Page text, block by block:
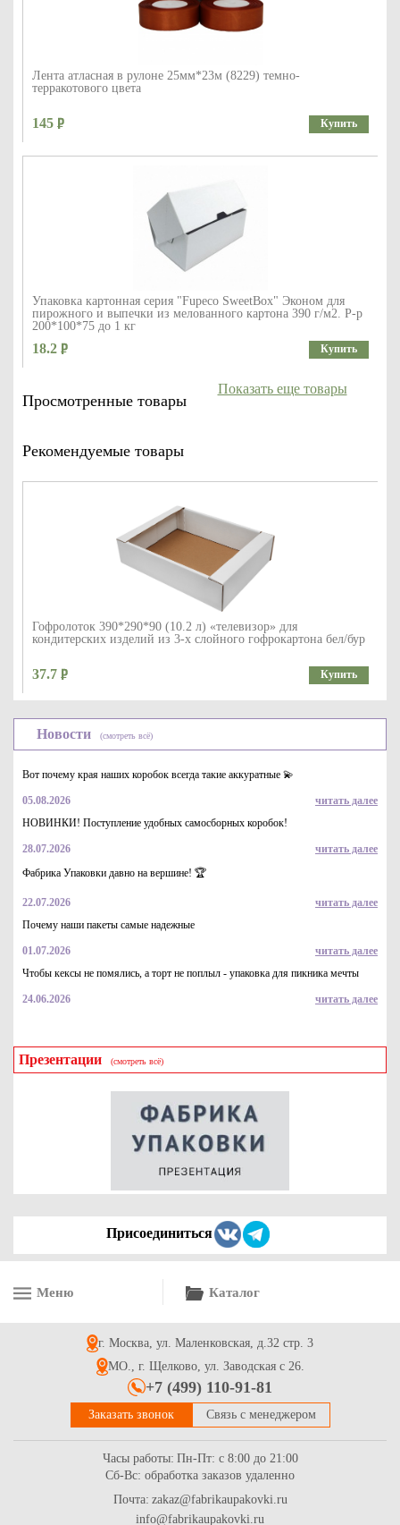
Лента атласная в рулоне 25мм*23м (8229) темно-
терракотового цвета
145 Купить
Упаковка картонная серия "Fupeco SweetBox" Эконом для
пирожного и выпечки из мелованного картона 390 г/м2. Р-р
200*100*75 до 1 кг
18.2 Купить
Просмотренные товары
Рекомендуемые товары
Гофролоток 390*290*90 (10.2 л) «телевизор» для
кондитерских изделий из 3-х слойного гофрокартона бел/бур
37.7 Купить
Подложки картонные с ламинацией квадратные 39*39 см под
торт или пирог. Цвет "золото", толщина 0,8-1мм
19.9 Купить
Картонная упаковка под макаруны, на 6 шт с прозрачным
окном, Серия "Fupeco WinMacCase" Стандарт из бел/бел
мелованного картона. Размер 190*50*50 мм.
Упаковка картонная для капкейка на 1 шт. с прозрачным
Показать еще товары
Новости (смотреть всё)
Вот почему края наших коробок всегда такие аккуратные 💫
05.08.2026
читать далее
НОВИНКИ! Поступление удобных самосборных коробок!
28.07.2026
читать далее
Фабрика Упаковки давно на вершине! 🏆
22.07.2026
читать далее
Почему наши пакеты самые надежные
01.07.2026
читать далее
Чтобы кексы не помялись, а торт не поплыл - упаковка для пикника мечты
24.06.2026 читать далее
Презентации (смотреть всё)
Присоединиться
Меню Каталог
г. Москва, ул. Маленковская, д.32 стр. 3
МО., г. Щелково, ул. Заводская с 26.
+7 (499) 110-91-81
Заказать звонок Связь с менеджером
Часы работы: Пн-Пт: с 8:00 до 21:00
Сб-Вс: обработка заказов удаленно
Почта: zakaz@fabrikaupakovki.ru
info@fabrikaupakovki.ru